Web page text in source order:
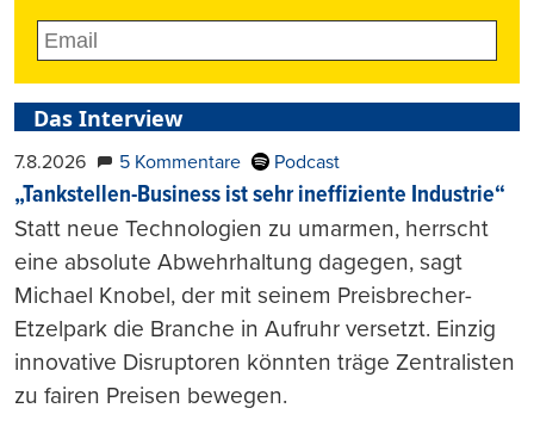
Das Interview
7.8.2026 5 Kommentare Podcast
„Tankstellen-Business ist sehr ineffiziente Industrie“
Statt neue Technologien zu umarmen, herrscht
eine absolute Abwehrhaltung dagegen, sagt
Michael Knobel, der mit seinem Preisbrecher-
Etzelpark die Branche in Aufruhr versetzt. Einzig
innovative Disruptoren könnten träge Zentralisten
zu fairen Preisen bewegen.